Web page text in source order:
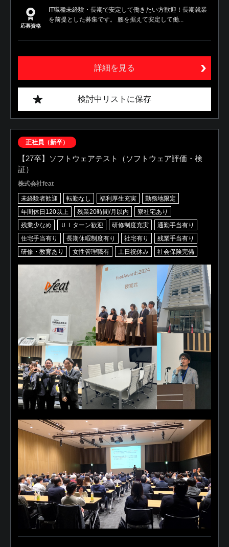
応募資格
IT職種未経験・長期で安定して働きたい方歓迎！長期就業
を前提とした募集です。 腰を据えて安定して働...
詳細を見る
検討中リストに保存
正社員（新卒）
【27卒】ソフトウェアテスト（ソフトウェア評価・検
証）
株式会社feat
未経験者歓迎 転勤なし 福利厚生充実
勤務地限定
年間休日120以上
残業20時間/月以内
寮社宅あり
残業少なめ
ＵＩターン歓迎 研修制度充実
通勤手当有り
住宅手当有り
長期休暇制度有り 社宅有り
残業手当有り
研修・教育あり
女性管理職有 土日祝休み 社会保険完備